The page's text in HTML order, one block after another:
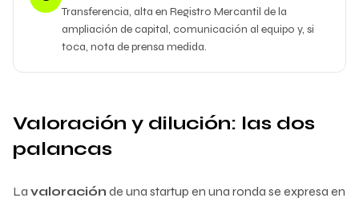
Transferencia, alta en Registro Mercantil de la
ampliación de capital, comunicación al equipo y, si
toca, nota de prensa medida.
Valoración y dilución: las dos
palancas
La valoración de una startup en una ronda se expresa en